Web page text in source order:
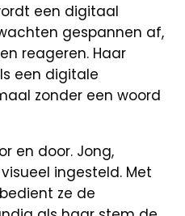
een digitaal
gespannen af,
reageren. Haar
een digitale
zonder een woord
en door. Jong,
ingesteld. Met
ze de